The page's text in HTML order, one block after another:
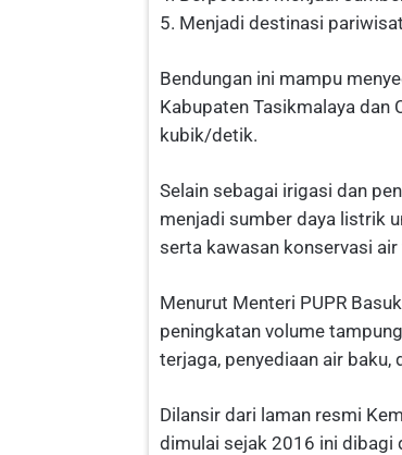
5. Menjadi destinasi
Bendungan ini mampu
Kabupaten Tasikmalaya
kubik/detik.
Selain sebagai irigasi dan
menjadi sumber daya listrik
serta kawasan konservasi air
Menurut Menteri PUPR
peningkatan volume
terjaga, penyediaan air baku,
Dilansir dari laman resmi
dimulai sejak 2016 ini dibagi